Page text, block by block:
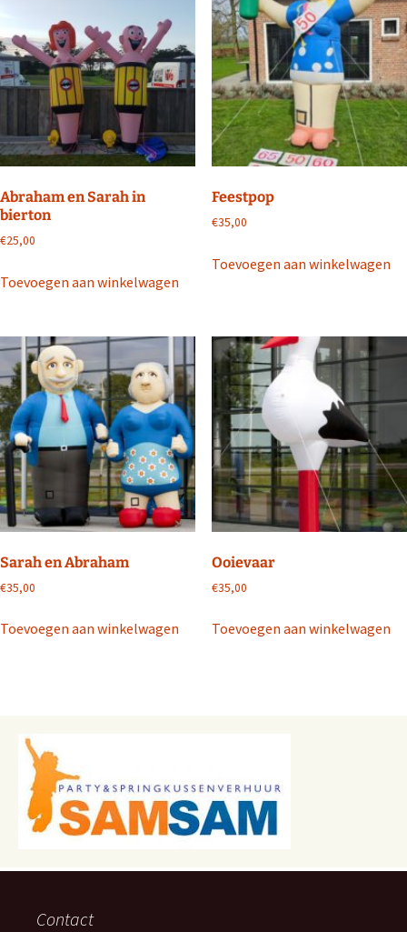
Abraham en Sarah in
bierton
€25,00
Toevoegen aan winkelwagen
Feestpop
€35,00
Toevoegen aan winkelwagen
Sarah en Abraham
€35,00
Toevoegen aan winkelwagen
Ooievaar
€35,00
Toevoegen aan winkelwagen
Contact